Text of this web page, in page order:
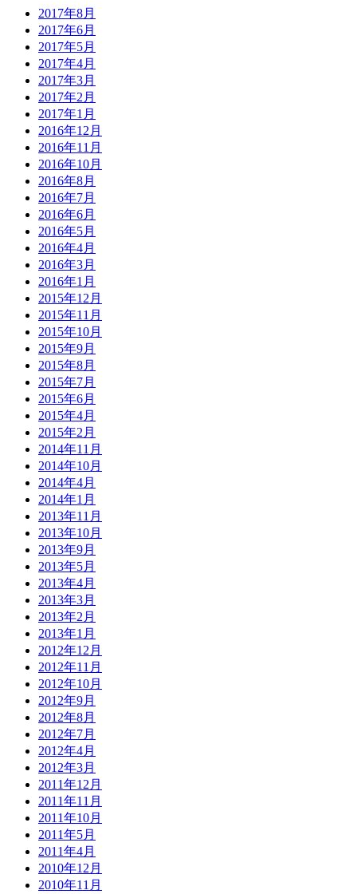
2017年8月
2017年6月
2017年5月
2017年4月
2017年3月
2017年2月
2017年1月
2016年12月
2016年11月
2016年10月
2016年8月
2016年7月
2016年6月
2016年5月
2016年4月
2016年3月
2016年1月
2015年12月
2015年11月
2015年10月
2015年9月
2015年8月
2015年7月
2015年6月
2015年4月
2015年2月
2014年11月
2014年10月
2014年4月
2014年1月
2013年11月
2013年10月
2013年9月
2013年5月
2013年4月
2013年3月
2013年2月
2013年1月
2012年12月
2012年11月
2012年10月
2012年9月
2012年8月
2012年7月
2012年4月
2012年3月
2011年12月
2011年11月
2011年10月
2011年5月
2011年4月
2010年12月
2010年11月